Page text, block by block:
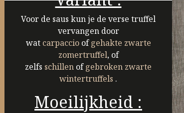
Voor de saus kun je de verse truffel
vervangen door
wat carpaccioofgehakte zwarte
zomertruffel, of
zelfs schillen ofgebroken zwarte
wintertruffels .
Moeilijkheid :